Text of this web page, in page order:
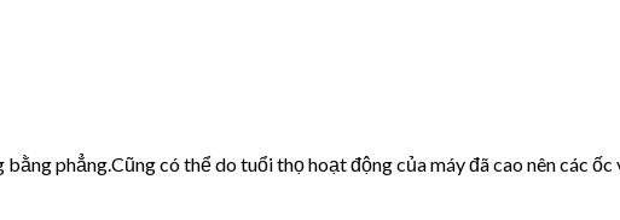
phẳng.Cũng có thể do tuổi thọ hoạt động của máy đã cao nên các